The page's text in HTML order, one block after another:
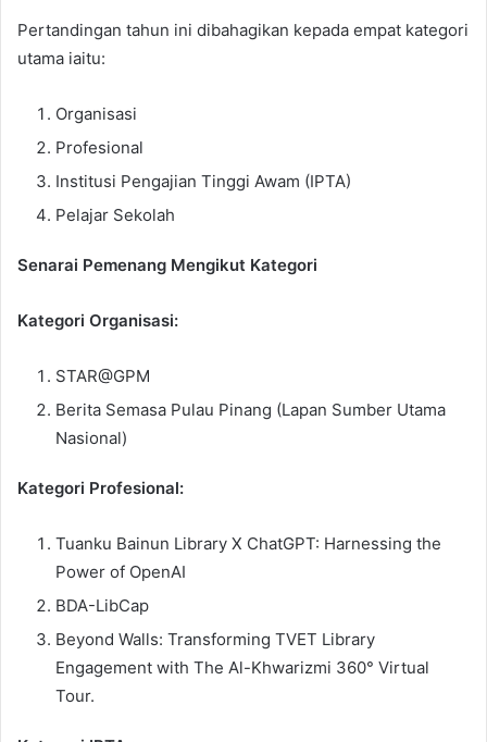
Pertandingan tahun ini dibahagikan kepada empat kategori
utama iaitu:
Organisasi
Profesional
Institusi Pengajian Tinggi Awam (IPTA)
Pelajar Sekolah
Senarai Pemenang Mengikut Kategori
Kategori Organisasi:
STAR@GPM
Berita Semasa Pulau Pinang (Lapan Sumber Utama
Nasional)
Kategori Profesional:
Tuanku Bainun Library X ChatGPT: Harnessing the
Power of OpenAI
BDA-LibCap
Beyond Walls: Transforming TVET Library
Engagement with The Al-Khwarizmi 360° Virtual
Tour.